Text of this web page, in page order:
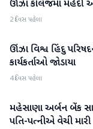
મહેસાણા
ઊંઝા કોલેજમાં મહેંદી
2 દિવસ પહેલા
મહેસાણા
ઊંઝા વિશ્વ હિંદુ
કાર્યકર્તાઓ જોડાયા
4 દિવસ પહેલા
મહેસાણા
મહેસાણા અર્બન બેંક
પતિ-પત્નીએ વેચી મારી